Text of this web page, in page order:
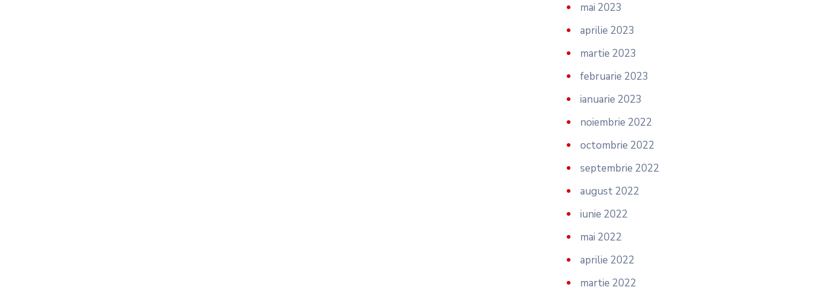
mai 2023
aprilie 2023
martie 2023
februarie 2023
ianuarie 2023
noiembrie 2022
octombrie 2022
septembrie 2022
august 2022
iunie 2022
mai 2022
aprilie 2022
martie 2022